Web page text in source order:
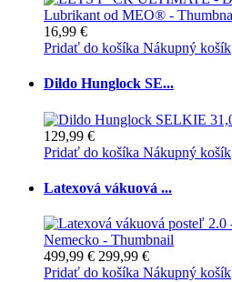
16,99 €
Pridať do košíka Nákupný košík
Dildo Hunglock SE...
129,99 €
Pridať do košíka Nákupný košík
Latexová vákuová ...
499,99 € 299,99 €
Pridať do košíka Nákupný košík